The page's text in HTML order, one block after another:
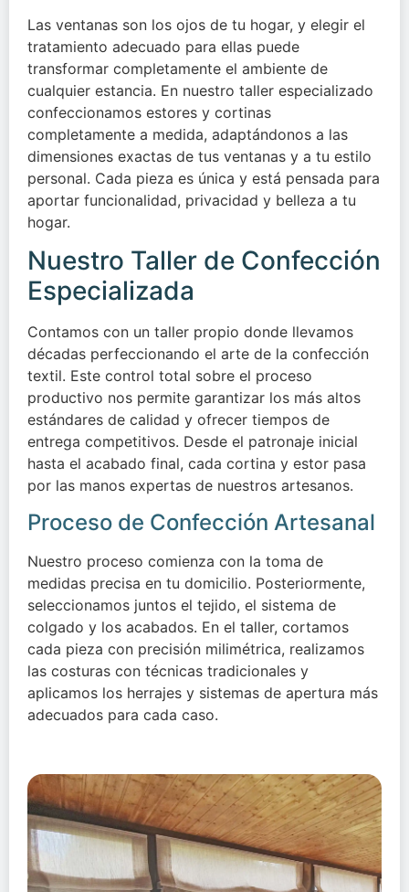
Las ventanas son los ojos de tu hogar, y elegir el
tratamiento adecuado para ellas puede
transformar completamente el ambiente de
cualquier estancia. En nuestro taller especializado
confeccionamos estores y cortinas
completamente a medida, adaptándonos a las
dimensiones exactas de tus ventanas y a tu estilo
personal. Cada pieza es única y está pensada para
aportar funcionalidad, privacidad y belleza a tu
hogar.
Nuestro Taller de Confección
Especializada
Contamos con un taller propio donde llevamos
décadas perfeccionando el arte de la confección
textil. Este control total sobre el proceso
productivo nos permite garantizar los más altos
estándares de calidad y ofrecer tiempos de
entrega competitivos. Desde el patronaje inicial
hasta el acabado final, cada cortina y estor pasa
por las manos expertas de nuestros artesanos.
Proceso de Confección Artesanal
Nuestro proceso comienza con la toma de
medidas precisa en tu domicilio. Posteriormente,
seleccionamos juntos el tejido, el sistema de
colgado y los acabados. En el taller, cortamos
cada pieza con precisión milimétrica, realizamos
las costuras con técnicas tradicionales y
aplicamos los herrajes y sistemas de apertura más
adecuados para cada caso.